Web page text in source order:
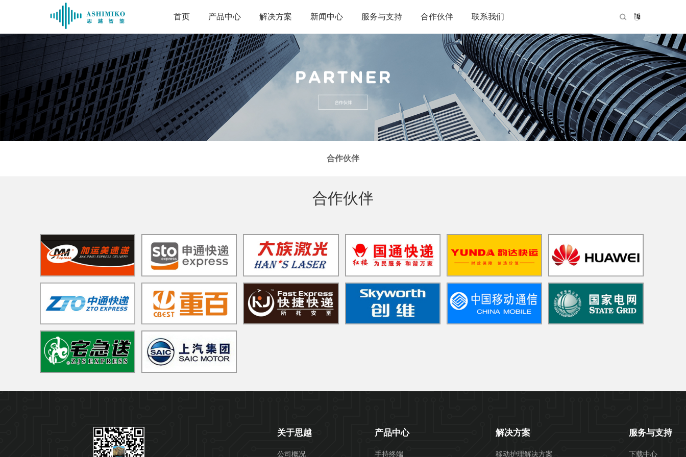
首页 产品中心
手持终端
工业平板电脑
三防对讲/防爆终端
RFID智能设备
国产化智能终端
解决方案
移动护理解决方案
大型商场移动解决方案
产品流向追溯解决方案
物流快递解决方案
新闻中心
行业新闻
服务与支持 合作伙伴 联系我们
公司概况
资质证明
联系我们
我们的优势
合作伙伴
合作伙伴
关于思越
公司概况
产品中心
手持终端
解决方案
移动护理解决方案
服务与支持
下载中心